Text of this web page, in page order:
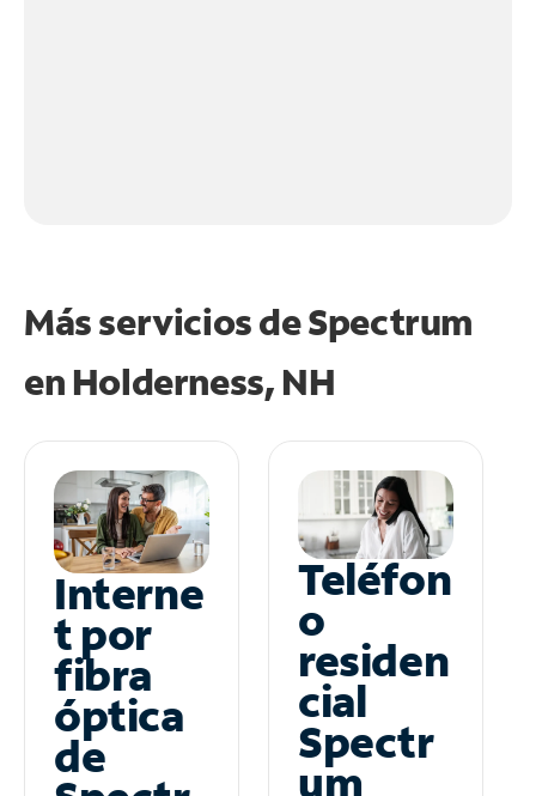
Más servicios de Spectrum
en Holderness, NH
Interne
t por
fibra
óptica
de
Teléfon
o
residen
cial
Spectr
um